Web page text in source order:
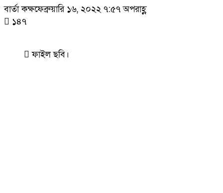
বার্তা কক্ষফেব্রুয়ারি ১৬, ২০২২ ৭:৫৭ অপরাহ্ণ
১৪৭
ফাইল ছবি।